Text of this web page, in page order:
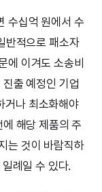
수십억 원에서 수
반적으로 패소자
에 이겨도 소송비
출 예정인 기업
거나 최소화해야
해당 제품의 주
는 것이 바람직하
례일 수 있다.